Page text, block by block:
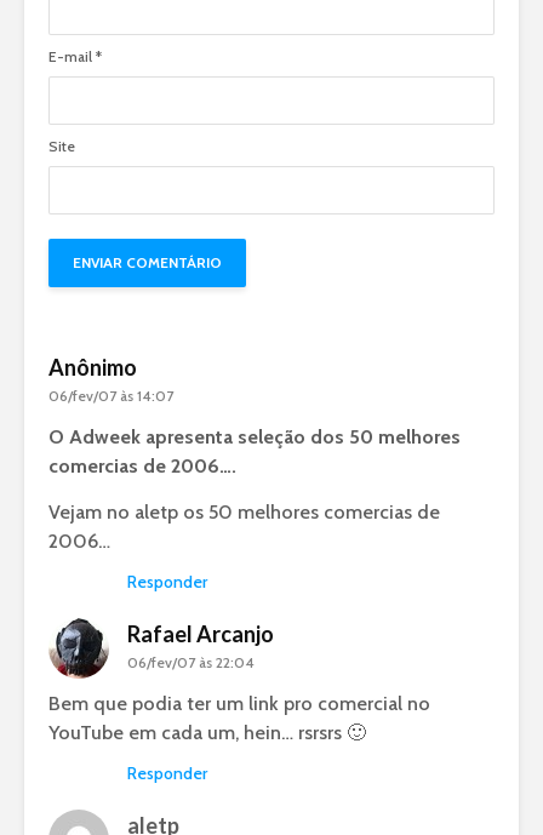
E-mail *
Site
Anônimo
06/fev/07 às 14:07
O Adweek apresenta seleção dos 50 melhores
comercias de 2006….
Vejam no aletp os 50 melhores comercias de
2006…
Responder
Rafael Arcanjo
06/fev/07 às 22:04
Bem que podia ter um link pro comercial no
YouTube em cada um, hein… rsrsrs 🙂
Responder
aletp